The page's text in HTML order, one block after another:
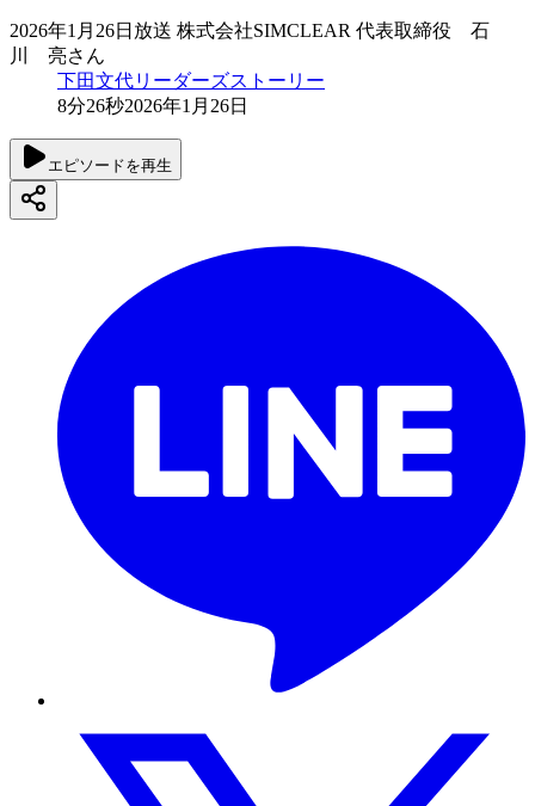
2026年1月26日放送 株式会社SIMCLEAR 代表取締役 石
川 亮さん
下田文代リーダーズストーリー
8分26秒2026年1月26日
エピソードを再生